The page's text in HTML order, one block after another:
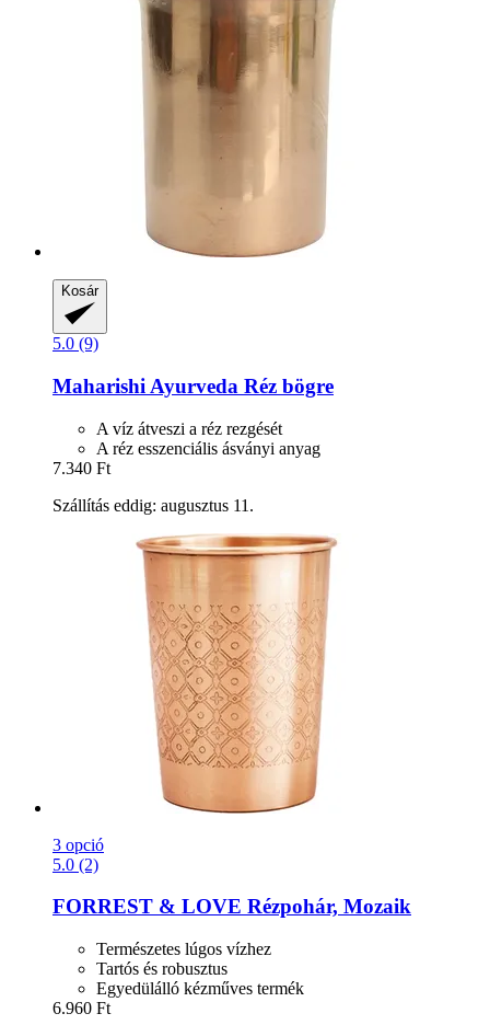
Kosár
5.0 (9)
Maharishi Ayurveda Réz bögre
A víz átveszi a réz rezgését
A réz esszenciális ásványi anyag
7.340 Ft
Szállítás eddig: augusztus 11.
3 opció
5.0 (2)
FORREST & LOVE Rézpohár, Mozaik
Természetes lúgos vízhez
Tartós és robusztus
Egyedülálló kézműves termék
6.960 Ft